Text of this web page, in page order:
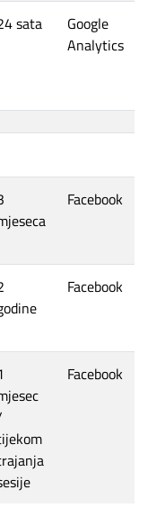
sata
Google
Analytics
Facebook
Facebook
Facebook